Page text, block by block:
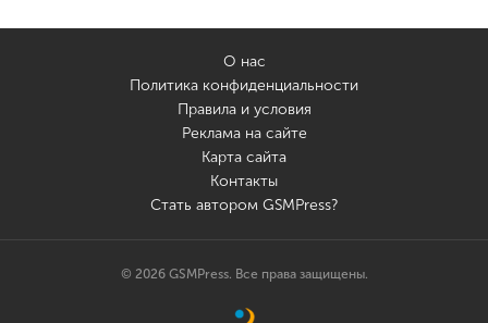
О нас
Политика конфиденциальности
Правила и условия
Реклама на сайте
Карта сайта
Контакты
Стать автором GSMPress?
© 2026 GSMPress. Все права защищены.